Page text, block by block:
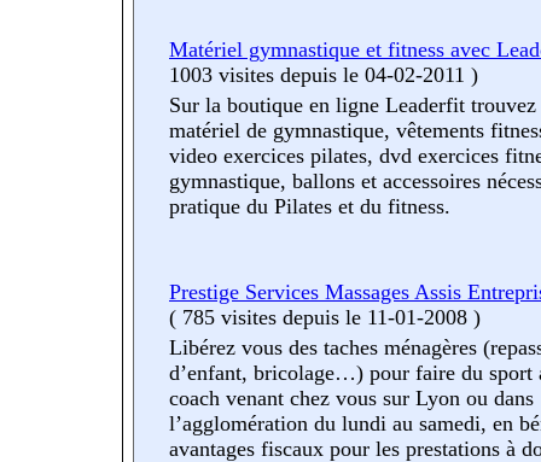
Matériel gymnastique et fitness avec
1003 visites depuis le 04-02-2011 )
Sur la boutique en ligne Leaderfit
matériel de gymnastique, vêtements
video exercices pilates, dvd exercices
gymnastique, ballons et accessoires
pratique du Pilates et du fitness.
Prestige Services Massages Assis
( 785 visites depuis le 11-01-2008 )
Libérez vous des taches ménagères
d’enfant, bricolage…) pour faire du sport
coach venant chez vous sur Lyon ou dans
l’agglomération du lundi au samedi, en
avantages fiscaux pour les prestations à